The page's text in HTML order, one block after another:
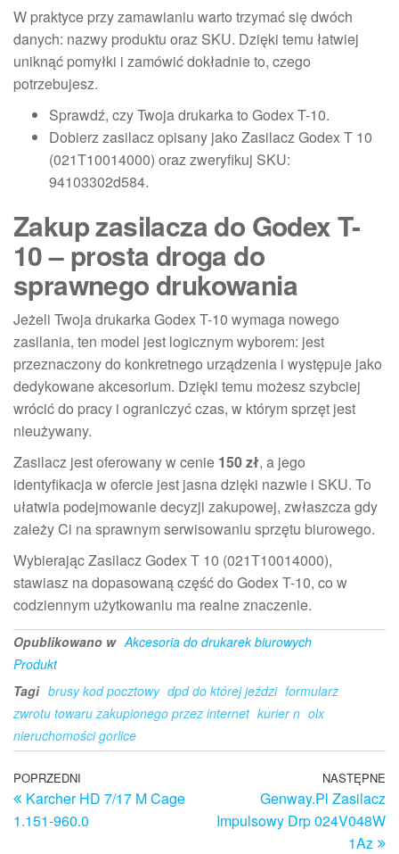
W praktyce przy zamawianiu warto trzymać się dwóch
danych: nazwy produktu oraz SKU. Dzięki temu łatwiej
uniknąć pomyłki i zamówić dokładnie to, czego
potrzebujesz.
Sprawdź, czy Twoja drukarka to Godex T-10.
Dobierz zasilacz opisany jako Zasilacz Godex T 10
(021T10014000) oraz zweryfikuj SKU:
94103302d584.
Zakup zasilacza do Godex T-
10 – prosta droga do
sprawnego drukowania
Jeżeli Twoja drukarka Godex T-10 wymaga nowego
zasilania, ten model jest logicznym wyborem: jest
przeznaczony do konkretnego urządzenia i występuje jako
dedykowane akcesorium. Dzięki temu możesz szybciej
wrócić do pracy i ograniczyć czas, w którym sprzęt jest
nieużywany.
Zasilacz jest oferowany w cenie 150 zł, a jego
identyfikacja w ofercie jest jasna dzięki nazwie i SKU. To
ułatwia podejmowanie decyzji zakupowej, zwłaszcza gdy
zależy Ci na sprawnym serwisowaniu sprzętu biurowego.
Wybierając Zasilacz Godex T 10 (021T10014000),
stawiasz na dopasowaną część do Godex T-10, co w
codziennym użytkowaniu ma realne znaczenie.
Opublikowano w Akcesoria do drukarek biurowych
Produkt
Tagi brusy kod pocztowy dpd do której jeździ formularz
zwrotu towaru zakupionego przez internet kurier n olx
nieruchomości gorlice
Nawigacja
wpisu
Poprzedni
wpis
POPRZEDNI
Karcher HD 7/17 M Cage
1.151-960.0
NASTĘPNE
Genway.Pl Zasilacz
Impulsowy Drp 024V048W
1Az